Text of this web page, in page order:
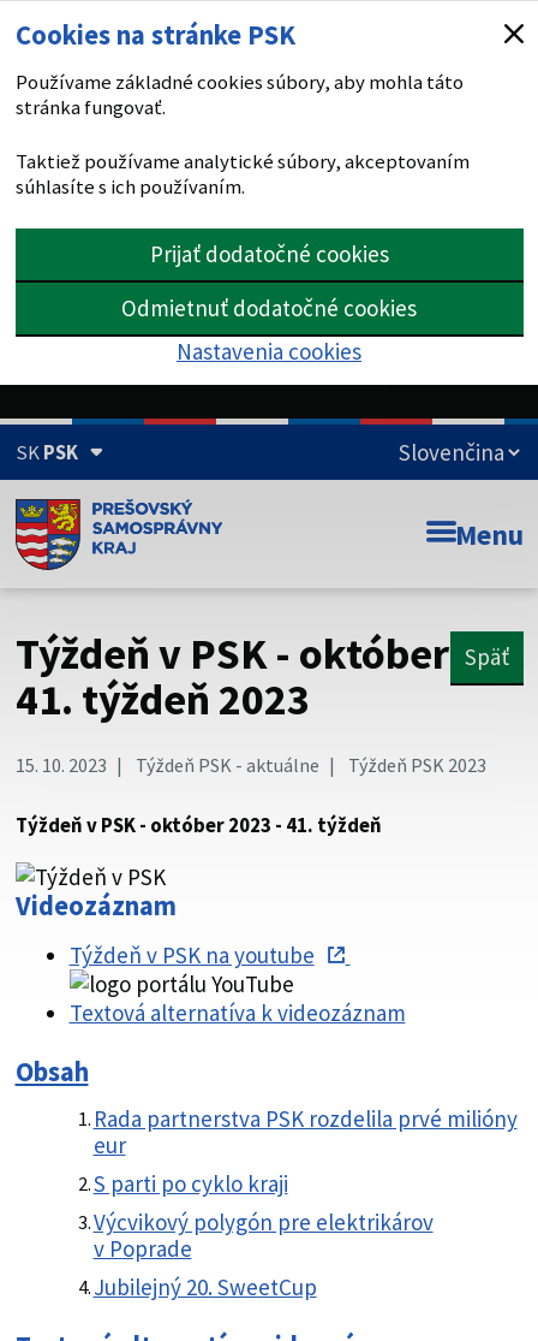
Cookies na stránke PSK
Používame základné cookies súbory, aby mohla táto
stránka fungovať.
Taktiež používame analytické súbory, akceptovaním
súhlasíte s ich používaním.
Prijať dodatočné cookies
Odmietnuť dodatočné cookies
Nastavenia cookies
SKPSK
Doména psk.sk je oficiálna
Toto je oficiálna webová stránka Prešovského
psk.sk.
Táto stránka je zabezpečená
cez zabezpečenú webovú stránku. Zabezpečená stránka
vždy začína https:// pred názvom domény webového sídla.
Menu
Týždeň v PSK - október
41. týždeň 2023
Späť
15. 10. 2023 Týždeň PSK - aktuálne Týždeň PSK 2023
Týždeň v PSK - október 2023 - 41. týždeň
Videozáznam
Týždeň v PSK na youtube
Textová alternatíva k videozáznam
Obsah
Rada partnerstva PSK rozdelila prvé milióny
eur
S parti po cyklo kraji
Výcvikový polygón pre elektrikárov
v Poprade
Jubilejný 20. SweetCup